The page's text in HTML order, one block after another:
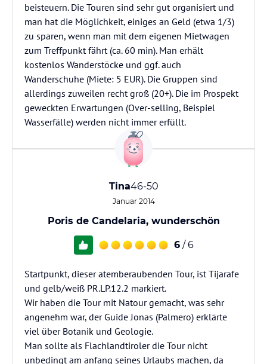
beisteuern. Die Touren sind sehr gut organisiert und
man hat die Möglichkeit, einiges an Geld (etwa 1/3)
zu sparen, wenn man mit dem eigenen Mietwagen
zum Treffpunkt fährt (ca. 60 min). Man erhält
kostenlos Wanderstöcke und ggf. auch
Wanderschuhe (Miete: 5 EUR). Die Gruppen sind
allerdings zuweilen recht groß (20+). Die im Prospekt
geweckten Erwartungen (Over-selling, Beispiel
Wasserfälle) werden nicht immer erfüllt.
Tina46-50
Januar 2014
Poris de Candelaria, wunderschön
6 / 6
Startpunkt, dieser atemberaubenden Tour, ist Tijarafe
und gelb/weiß PR.LP.12.2 markiert.
Wir haben die Tour mit Natour gemacht, was sehr
angenehm war, der Guide Jonas (Palmero) erklärte
viel über Botanik und Geologie.
Man sollte als Flachlandtiroler die Tour nicht
unbedingt am anfang seines Urlaubs machen, da